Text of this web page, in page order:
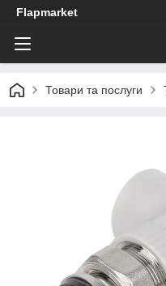
Flapmarket
Товари та послуги